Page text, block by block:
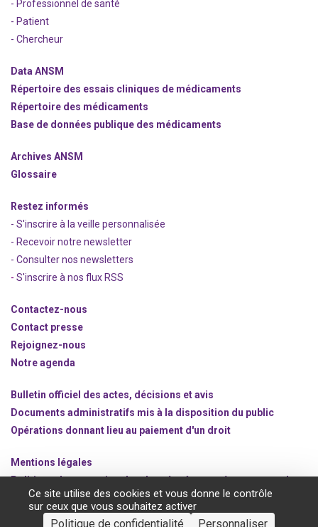
- Professionnel de santé
- Patient
- Chercheur
Data ANSM
Répertoire des essais cliniques de médicaments
Répertoire des médicaments
Base de données publique des médicaments
Archives ANSM
Glossaire
Restez informés
- S'inscrire à la veille personnalisée
- Recevoir notre newsletter
- Consulter nos newsletters
- S'inscrire à nos flux RSS
Contactez-nous
Contact presse
Rejoignez-nous
Notre agenda
Bulletin officiel des actes, décisions et avis
Documents administratifs mis à la disposition du public
Opérations donnant lieu au paiement d'un droit
Mentions légales
Politique de protection des données à caractère personnel
Gestion des cookies
Ce site utilise des cookies et vous donne le contrôle
sur ceux que vous souhaitez activer
Personnaliser
Politique de confidentialité